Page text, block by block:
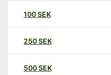
100SEK
250SEK
500SEK